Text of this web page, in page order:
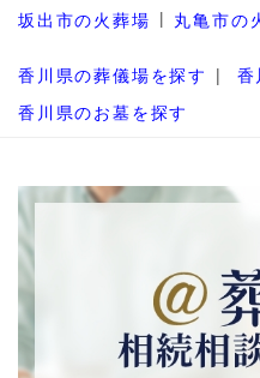
坂出市の火葬場 丸亀市の
香川県の葬儀場を探す
香
香川県のお墓を探す